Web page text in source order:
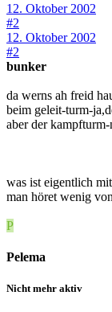
12. Oktober 2002
#2
12. Oktober 2002
#2
bunker
da werns ah freid
beim geleit-turm-
aber der kampfturm-
was ist eigentlich
man höret wenig
P
Pelema
Nicht mehr aktiv